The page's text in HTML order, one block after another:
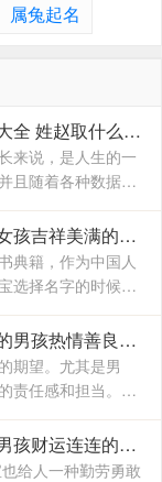
属兔起名
2023年姓赵的男宝宝名字大全 姓赵取什么名字好
来说，是人生的一
且随着各种数据的
给小孩取名字。尤
长大后
2023年农历四月廿二出的女孩吉祥美满的名字 兔女宝宝取名好听又吉利
典籍，作为中国人
选择名字的时候就
是很唯美的，同时
此选择这类型的名2023年农历四月廿一出生的男孩热情善良的名字 2023年男宝宝姓名大全
期望。尤其是男
责任感和担当。
可起名星淼、晔
是起名网小编整理
热情善良的名字
2023年农历四月二十出的男孩财运连连的名字 2023年男宝宝最佳取名
给人一种勤劳勇敢